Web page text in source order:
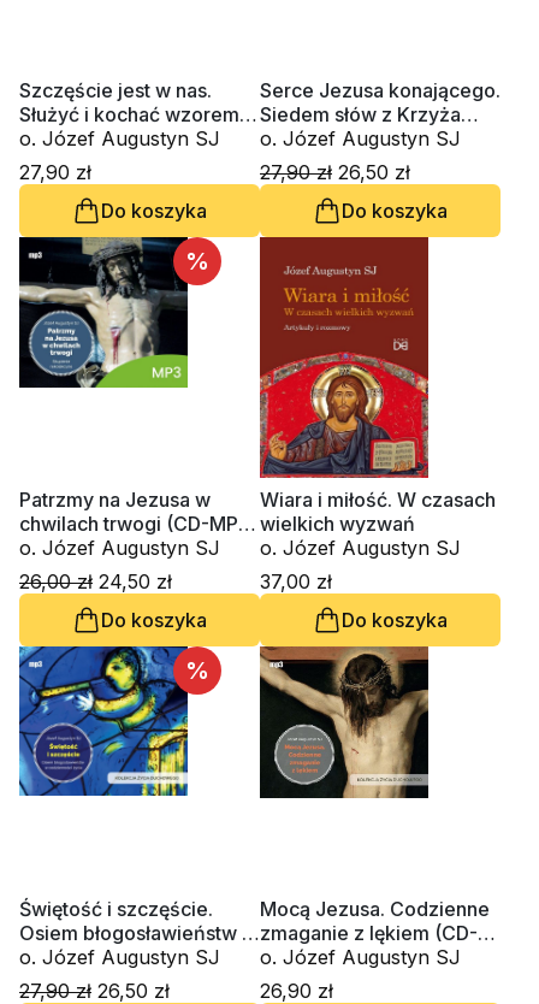
Szczęście jest w nas.
Służyć i kochać wzorem
Maryi (CD-audiobook)
o. Józef Augustyn SJ
27,90 zł
Do koszyka
Serce Jezusa konającego.
Siedem słów z Krzyża
(CD-MP3-audiobook)
o. Józef Augustyn SJ
27,90 zł 26,50 zł
Do koszyka
%
Patrzmy na Jezusa w
chwilach trwogi (CD-MP3-
audiobook)
o. Józef Augustyn SJ
26,00 zł 24,50 zł
Do koszyka
Wiara i miłość. W czasach
wielkich wyzwań
o. Józef Augustyn SJ
37,00 zł
Do koszyka
%
Świętość i szczęście.
Osiem błogosławieństw w
codzienności życia (CD-
MP3-audiobook)
o. Józef Augustyn SJ
27,90 zł 26,50 zł
Mocą Jezusa. Codzienne
zmaganie z lękiem (CD-
MP3-audiobook)
o. Józef Augustyn SJ
26,90 zł